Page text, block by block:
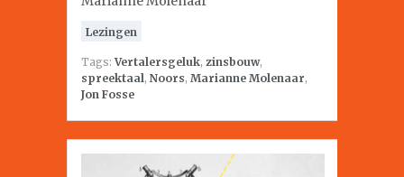
Lezingen
Tags:Vertalersgeluk, zinsbouw,
spreektaal, Noors, Marianne Molenaar,
Jon Fosse